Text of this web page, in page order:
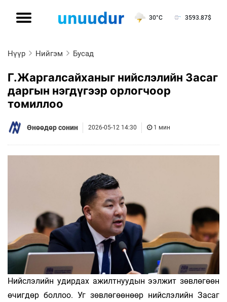
30°C 3593.87$
Нүүр Нийгэм Бусад
Г.Жаргалсайханыг нийслэлийн Засаг
даргын нэгдүгээр орлогчоор
томиллоо
Өнөөдөр сонин 2026-05-12 14:30 1 мин
Нийслэлийн удирдах ажилтнуудын ээлжит зөвлөгөөн
өчигдөр боллоо. Уг зөвлөгөөнөөр нийслэлийн Засаг